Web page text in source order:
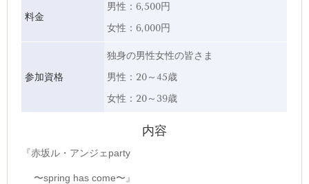
料金
男性：6,500円
女性：6,000円
参加資格
独身の男性女性の皆さま
男性：20～45歳
女性：20～39歳
内容
『赤坂ル・アンジェparty
〜spring has come〜』